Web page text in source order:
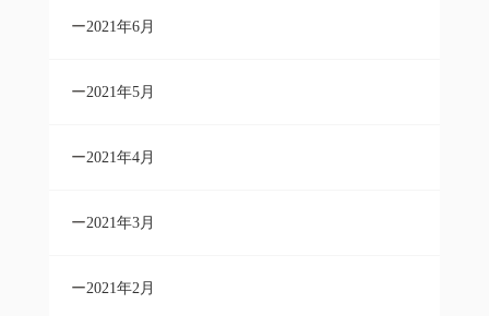
2021年6月
2021年5月
2021年4月
2021年3月
2021年2月